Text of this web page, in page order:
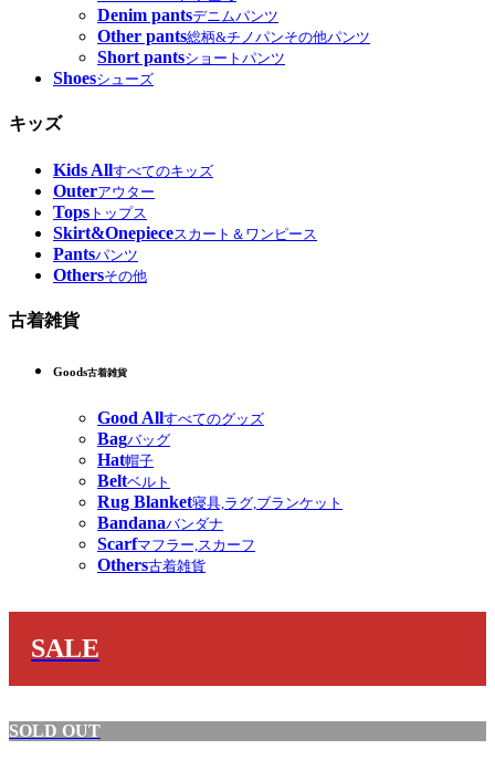
Denim pantsデニムパンツ
Other pants総柄&チノパンその他パンツ
Short pantsショートパンツ
Shoesシューズ
キッズ
Kids Allすべてのキッズ
Outerアウター
Tops トップス
Skirt&Onepieceスカート＆ワンピース
Pantsパンツ
Othersその他
古着雑貨
Goods古着雑貨
Good Allすべてのグッズ
Bagバッグ
Hat帽子
Beltベルト
Rug Blanket寝具,ラグ,ブランケット
Bandanaバンダナ
Scarfマフラー,スカーフ
Others古着雑貨
SALE
SOLD OUT